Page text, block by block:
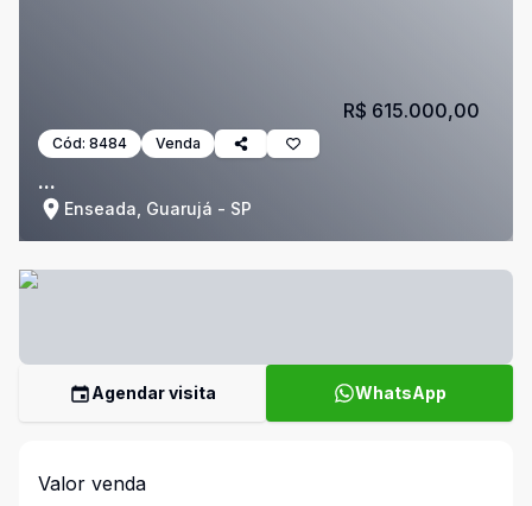
Cód: 8484 Venda
...
Enseada, Guarujá - SP
R$ 615.000,00
Agendar visita WhatsApp
Valor venda